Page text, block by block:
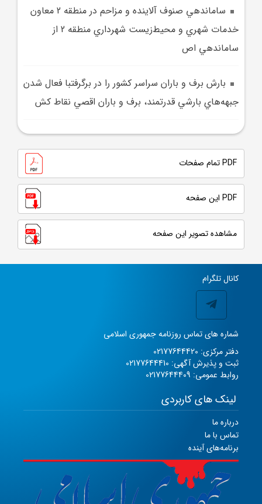
ساماندهي صنوف آلاينده و مزاحم در منطقه 2 معاون
خدمات شهري و محيط‌زيست شهرداري منطقه 2 از
ساماندهي اص
بارش برف و باران سراسر کشور را در برگرفتبا فعال شدن
جبهه‌هاي بارشي قدرتمند، برف و باران اقصي نقاط کش
PDF تمام صفحات
PDF این صفحه
مشاهده تصویر این صفحه
کانال تلگرام
شماره های تماس روزنامه جمهوری اسلامی
دفتر مرکزی: 02177644420
ثبت و پذیرش آگهی: 02177644410
روابط عمومی: 02177644409
لینک های کاربردی
درباره ما
تماس با ما
برنامه‌های آینده